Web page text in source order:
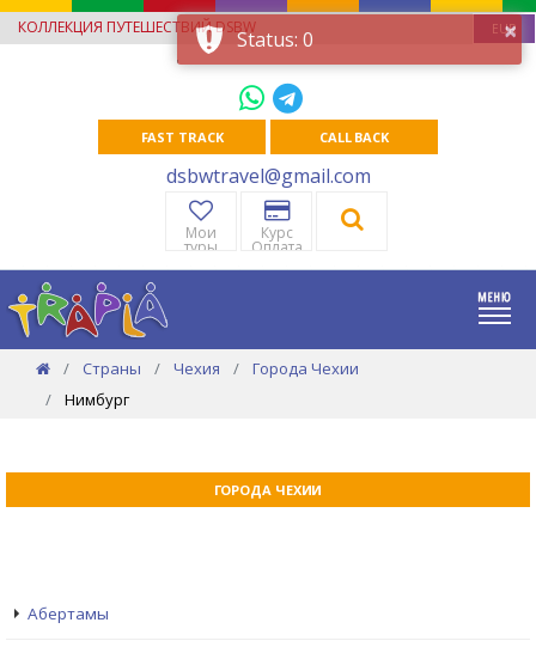
КОЛЛЕКЦИЯ ПУТЕШЕСТВИЙ DSBW EUR
FAST TRACK CALL BACK
dsbwtravel@gmail.com
Мои
туры
Курс
Оплата
Страны Чехия
Города Чехии
Нимбург
ГОРОДА ЧЕХИИ
Абертамы
×
Status: 0